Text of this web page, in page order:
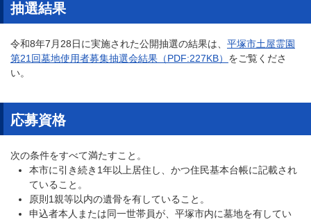
抽選結果
令和8年7月28日に実施された公開抽選の結果は、 平塚市土屋霊園
第21回墓地使用者募集抽選会結果 （PDF:227KB） をご覧くださ
い。
応募資格
次の条件をすべて満たすこと。
本市に引き続き1年以上居住し、かつ住民基本台帳に記載され
ていること。
原則1親等以内の遺骨を有していること。
申込者本人または同一世帯員が、平塚市内に墓地を有してい